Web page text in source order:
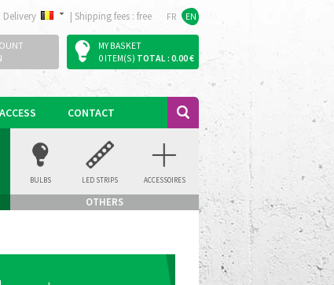
Delivery | Shipping fees : free FR EN
MY BASKET
0 ITEM(S) TOTAL : 0.00 €
CONTACT
OTHERS
BULBS LED STRIPS ACCESSOIRES